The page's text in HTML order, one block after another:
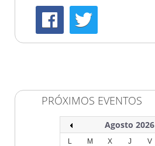
PRÓXIMOS EVENTOS
Agosto 2026
L M X J V